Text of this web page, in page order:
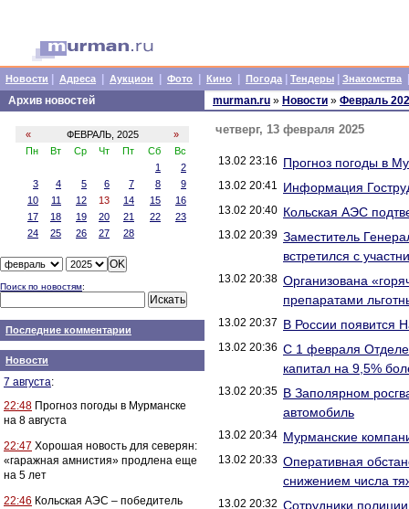
Новости Адреса Аукцион Фото Кино Погода Тендеры Знакомства
Архив новостей
« ФЕВРАЛЬ, 2025
»
Пн
Вт Ср Чт Пт Сб
Вс
1
2
3
4 5 6 7 8
9
10
11 12 13 14 15
16
17
18 19 20 21 22
23
24
25 26 27 28
Поиск по новостям:
Последние комментарии
Новости
7 августа:
22:48 Прогноз погоды в Мурманске
на 8 августа
22:47 Хорошая новость для северян:
«гаражная амнистия» продлена еще
на 5 лет
22:46 Кольская АЭС – победитель
murman.ru » Новости » Февраль
четверг, 13 февраля 2025
13.02 23:16 Прогноз погоды в
13.02 20:41 Информация
13.02 20:40 Кольская АЭС
13.02 20:39 Заместитель
встретился с
13.02 20:38 Организована
препаратами
13.02 20:37 В России появится
13.02 20:36 С 1 февраля
капитал на 9,5%
13.02 20:35 В Заполярном
автомобиль
13.02 20:34 Мурманские
13.02 20:33 Оперативная
снижением числа
13.02 20:32 Сотрудники